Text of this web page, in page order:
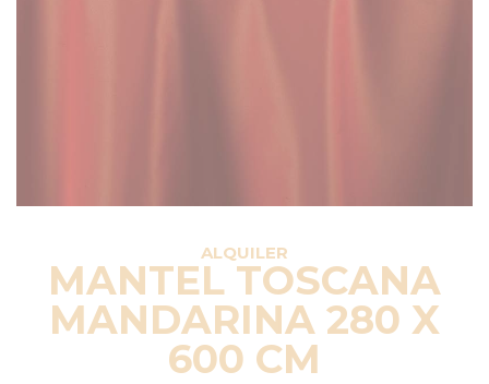
ALQUILER
MANTEL TOSCANA
MANDARINA 280 X
600 CM